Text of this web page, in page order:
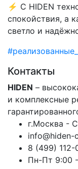
⚡ С HIDEN
спокойствия, а
светло и
Контакты
HIDEN –
и комплексные
г.Москва -
info@hiden-
8 (499) 112-
Пн-Пт 9:00